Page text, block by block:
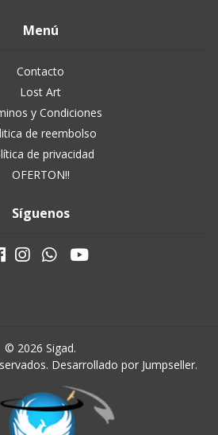
Menú
Contacto
Lost Art
y Condiciones
de reembolso
de privacidad
OFERTON!!
Síguenos
© 2026 Sigad.
Desarrollado por Jumpseller.